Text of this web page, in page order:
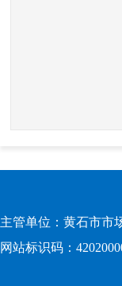
主管单位：黄石市市
网站标识码：